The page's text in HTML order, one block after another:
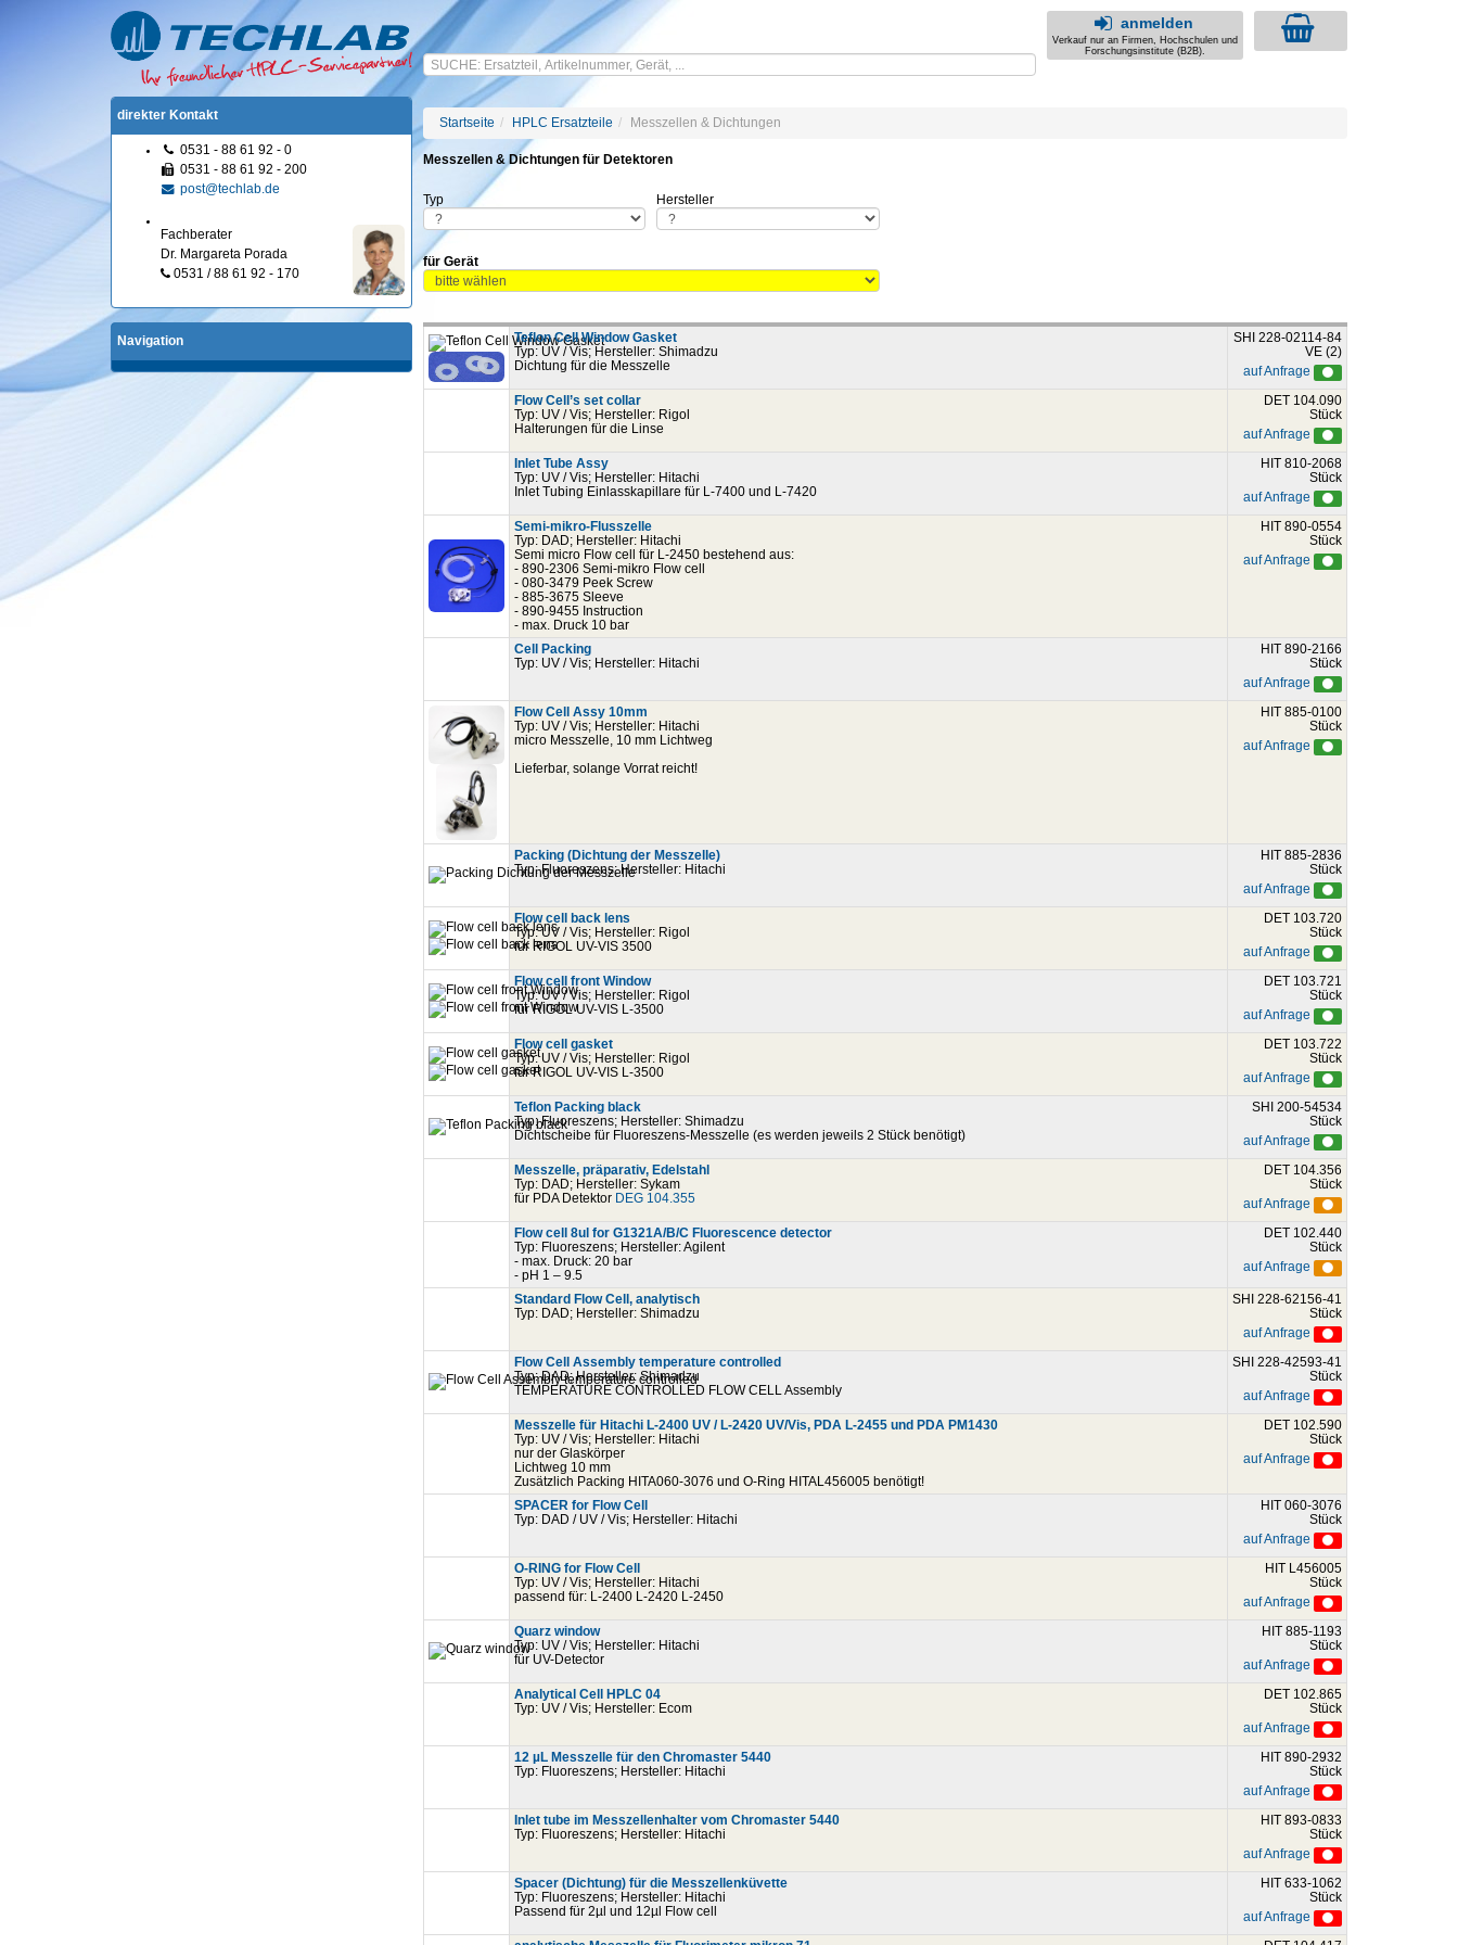
anmelden
Verkauf nur an Firmen, Hochschulen und
Forschungsinstitute (B2B).
direkter Kontakt
0531 - 88 61 92 - 0
0531 - 88 61 92 - 200
post@techlab.de
Fachberater
Dr. Margareta Porada
0531 / 88 61 92 - 170
Navigation
Startseite HPLC Ersatzteile Messzellen & Dichtungen
Messzellen & Dichtungen für Detektoren
Typ Hersteller
für Gerät
Teflon Cell Window Gasket
Typ: UV / Vis; Hersteller: Shimadzu
Dichtung für die Messzelle
SHI 228-02114-84
VE (2)
auf Anfrage
Flow Cell’s set collar
Typ: UV / Vis; Hersteller: Rigol
Halterungen für die Linse
DET 104.090
Stück
auf Anfrage
Inlet Tube Assy
Typ: UV / Vis; Hersteller: Hitachi
Inlet Tubing Einlasskapillare für L-7400 und L-7420
HIT 810-2068
Stück
auf Anfrage
Semi-mikro-Flusszelle
Typ: DAD; Hersteller: Hitachi
Semi micro Flow cell für L-2450 bestehend aus:
- 890-2306 Semi-mikro Flow cell
- 080-3479 Peek Screw
- 885-3675 Sleeve
- 890-9455 Instruction
- max. Druck 10 bar
HIT 890-0554
Stück
auf Anfrage
Cell Packing
Typ: UV / Vis; Hersteller: Hitachi
HIT 890-2166
Stück
auf Anfrage
Flow Cell Assy 10mm
Typ: UV / Vis; Hersteller: Hitachi
micro Messzelle, 10 mm Lichtweg
Lieferbar, solange Vorrat reicht!
HIT 885-0100
Stück
auf Anfrage
Packing (Dichtung der Messzelle)
Typ: Fluoreszens; Hersteller: Hitachi
HIT 885-2836
Stück
auf Anfrage
Flow cell back lens
Typ: UV / Vis; Hersteller: Rigol
für RIGOL UV-VIS 3500
DET 103.720
Stück
auf Anfrage
Flow cell front Window
Typ: UV / Vis; Hersteller: Rigol
für RIGOL UV-VIS L-3500
DET 103.721
Stück
auf Anfrage
Flow cell gasket
Typ: UV / Vis; Hersteller: Rigol
für RIGOL UV-VIS L-3500
DET 103.722
Stück
auf Anfrage
Teflon Packing black
Typ: Fluoreszens; Hersteller: Shimadzu
Dichtscheibe für Fluoreszens-Messzelle (es werden jeweils 2 Stück benötigt)
SHI 200-54534
Stück
auf Anfrage
Messzelle, präparativ, Edelstahl
Typ: DAD; Hersteller: Sykam
für PDA Detektor DEG 104.355
DET 104.356
Stück
auf Anfrage
Flow cell 8ul for G1321A/B/C Fluorescence detector
Typ: Fluoreszens; Hersteller: Agilent
- max. Druck: 20 bar
- pH 1 – 9.5
DET 102.440
Stück
auf Anfrage
Standard Flow Cell, analytisch
Typ: DAD; Hersteller: Shimadzu
SHI 228-62156-41
Stück
auf Anfrage
Flow Cell Assembly temperature controlled
Typ: DAD; Hersteller: Shimadzu
TEMPERATURE CONTROLLED FLOW CELL Assembly
SHI 228-42593-41
Stück
auf Anfrage
Messzelle für Hitachi L-2400 UV / L-2420 UV/Vis, PDA L-2455 und PDA PM1430
Typ: UV / Vis; Hersteller: Hitachi
nur der Glaskörper
Lichtweg 10 mm
Zusätzlich Packing HITA060-3076 und O-Ring HITAL456005 benötigt!
DET 102.590
Stück
auf Anfrage
SPACER for Flow Cell
Typ: DAD / UV / Vis; Hersteller: Hitachi
HIT 060-3076
Stück
auf Anfrage
O-RING for Flow Cell
Typ: UV / Vis; Hersteller: Hitachi
passend für: L-2400 L-2420 L-2450
HIT L456005
Stück
auf Anfrage
Quarz window
Typ: UV / Vis; Hersteller: Hitachi
für UV-Detector
HIT 885-1193
Stück
auf Anfrage
Analytical Cell HPLC 04
Typ: UV / Vis; Hersteller: Ecom
DET 102.865
Stück
auf Anfrage
12 µL Messzelle für den Chromaster 5440
Typ: Fluoreszens; Hersteller: Hitachi
HIT 890-2932
Stück
auf Anfrage
Inlet tube im Messzellenhalter vom Chromaster 5440
Typ: Fluoreszens; Hersteller: Hitachi
HIT 893-0833
Stück
auf Anfrage
Spacer (Dichtung) für die Messzellenküvette
Typ: Fluoreszens; Hersteller: Hitachi
Passend für 2µl und 12µl Flow cell
HIT 633-1062
Stück
auf Anfrage